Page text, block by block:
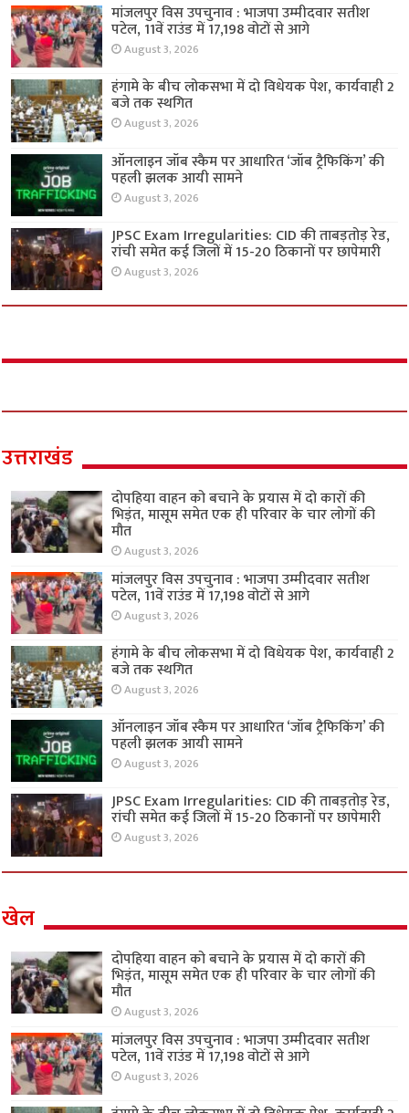
मांजलपुर विस उपचुनाव : भाजपा उम्मीदवार सतीश
पटेल, 11वें राउंड में 17,198 वोटों से आगे
August 3, 2026
हंगामे के बीच लोकसभा में दो विधेयक पेश, कार्यवाही 2
बजे तक स्थगित
August 3, 2026
ऑनलाइन जॉब स्कैम पर आधारित ‘जॉब ट्रैफिकिंग’ की
पहली झलक आयी सामने
August 3, 2026
JPSC Exam Irregularities: CID की ताबड़तोड़ रेड,
रांची समेत कई जिलों में 15-20 ठिकानों पर छापेमारी
August 3, 2026
उत्तराखंड
दोपहिया वाहन को बचाने के प्रयास में दो कारों की
भिड़ंत, मासूम समेत एक ही परिवार के चार लोगों की
मौत
August 3, 2026
मांजलपुर विस उपचुनाव : भाजपा उम्मीदवार सतीश
पटेल, 11वें राउंड में 17,198 वोटों से आगे
August 3, 2026
हंगामे के बीच लोकसभा में दो विधेयक पेश, कार्यवाही 2
बजे तक स्थगित
August 3, 2026
ऑनलाइन जॉब स्कैम पर आधारित ‘जॉब ट्रैफिकिंग’ की
पहली झलक आयी सामने
August 3, 2026
JPSC Exam Irregularities: CID की ताबड़तोड़ रेड,
रांची समेत कई जिलों में 15-20 ठिकानों पर छापेमारी
August 3, 2026
खेल
दोपहिया वाहन को बचाने के प्रयास में दो कारों की
भिड़ंत, मासूम समेत एक ही परिवार के चार लोगों की
मौत
August 3, 2026
मांजलपुर विस उपचुनाव : भाजपा उम्मीदवार सतीश
पटेल, 11वें राउंड में 17,198 वोटों से आगे
August 3, 2026